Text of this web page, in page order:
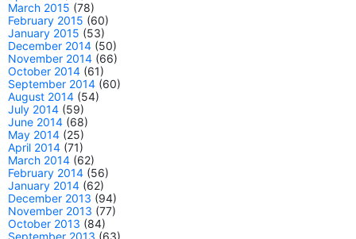
March 2015 (78)
February 2015 (60)
January 2015 (53)
December 2014 (50)
November 2014 (66)
October 2014 (61)
September 2014 (60)
August 2014 (54)
July 2014 (59)
June 2014 (68)
May 2014 (25)
April 2014 (71)
March 2014 (62)
February 2014 (56)
January 2014 (62)
December 2013 (94)
November 2013 (77)
October 2013 (84)
September 2013 (63)